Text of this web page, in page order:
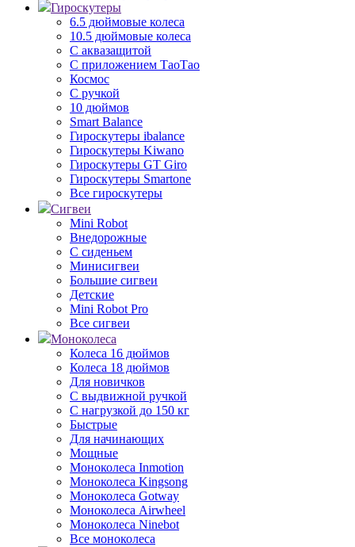
Гироскутеры
6.5 дюймовые колеса
10.5 дюймовые колеса
С аквазащитой
С приложением ТаоТао
Космос
С ручкой
10 дюймов
Smart Balance
Гироскутеры ibalance
Гироскутеры Kiwano
Гироскутеры GT Giro
Гироскутеры Smartone
Все гироскутеры
Сигвеи
Mini Robot
Внедорожные
С сиденьем
Минисигвеи
Большие сигвеи
Детские
Mini Robot Pro
Все сигвеи
Моноколеса
Колеса 16 дюймов
Колеса 18 дюймов
Для новичков
С выдвижной ручкой
С нагрузкой до 150 кг
Быстрые
Для начинающих
Мощные
Моноколеса Inmotion
Моноколеса Kingsong
Моноколеса Gotway
Моноколеса Airwheel
Моноколеса Ninebot
Все моноколеса